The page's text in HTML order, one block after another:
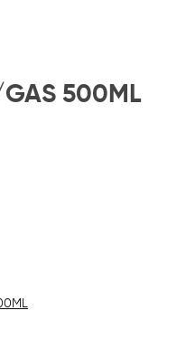
500ML